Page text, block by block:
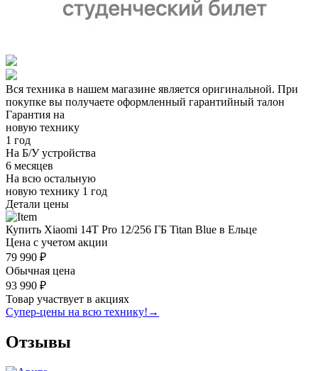
Вся техника в нашем магазине является оригинальной. При
покупке вы получаете оформленный гарантийный талон
Гарантия на
новую технику
1 год
На Б/У устройства
6 месяцев
На всю остальную
новую технику 1 год
Детали цены
Купить Xiaomi 14T Pro 12/256 ГБ Titan Blue в Ельце
Цена с учетом акции
79 990 ₽
Обычная цена
93 990 ₽
Товар участвует в акциях
Супер-цены на всю технику! →
Отзывы